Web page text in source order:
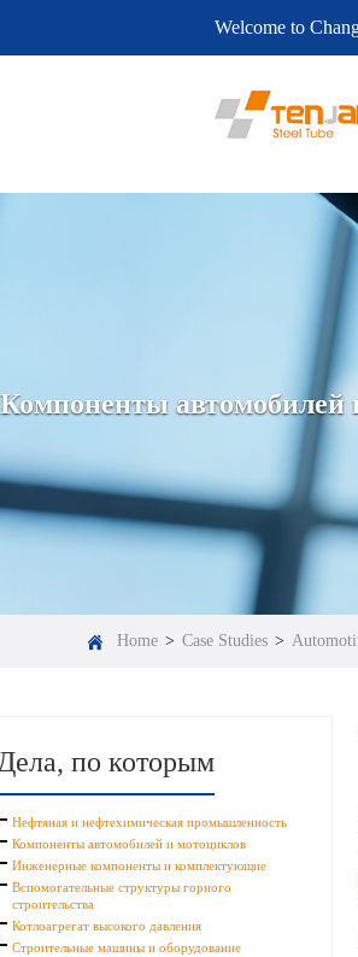
Welcome to
Компоненты автомобилей
Home > Case Studies >
по которым
Нефтяная и нефтехимическая промышленность
Компоненты автомобилей и мотоциклов
Инженерные компоненты и комплектующие
Вспомогательные структуры горного
строительства
Котлоагрегат высокого давления
Строительные машины и оборудование